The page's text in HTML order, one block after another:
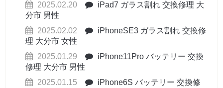
2025.02.20
iPad7 ガラス割れ 交換修理 大
分市 男性
2025.02.02
iPhoneSE3 ガラス割れ 交換修
理 大分市 女性
2025.01.29
iPhone11Pro バッテリー 交換
修理 大分市 男性
2025.01.15
iPhone6S バッテリー 交換修